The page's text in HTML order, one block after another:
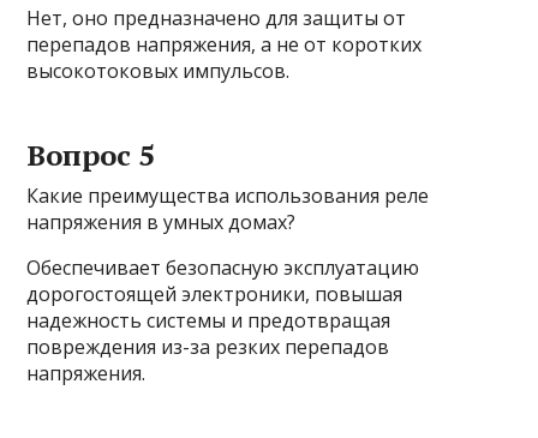
Нет, оно предназначено для защиты от
перепадов напряжения, а не от коротких
высокотоковых импульсов.
Вопрос 5
Какие преимущества использования реле
напряжения в умных домах?
Обеспечивает безопасную эксплуатацию
дорогостоящей электроники, повышая
надежность системы и предотвращая
повреждения из-за резких перепадов
напряжения.